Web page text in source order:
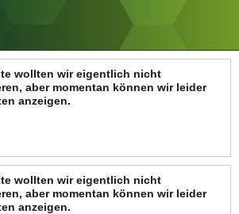
ANZEIGE
wollten wir eigentlich nicht
aber momentan können wir leider
anzeigen.
wollten wir eigentlich nicht
aber momentan können wir leider
anzeigen.